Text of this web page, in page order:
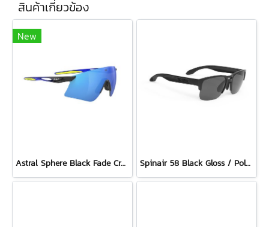
สินค้าเกี่ยวข้อง
New
Astral Sphere Black Fade Crystal Blue Gloss / Polar 3FX Multilaser Blue Spinair 58 Black Gloss / Polar 3 FX Grey